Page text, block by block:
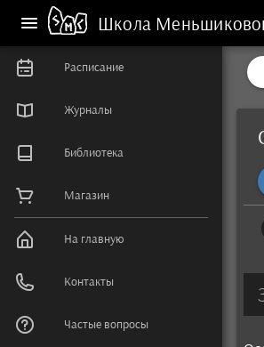
Школа
Расписание
Журналы
Библиотека
Магазин
На главную
Контакты
Частые вопросы